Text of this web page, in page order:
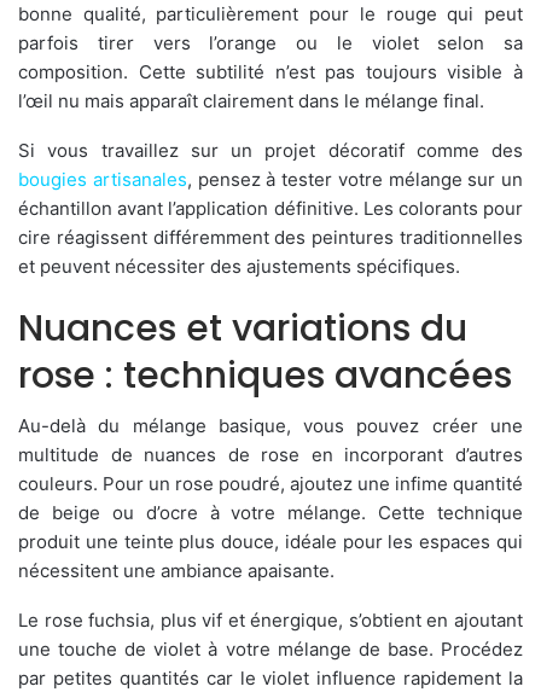
bonne qualité, particulièrement pour le rouge qui peut
parfois tirer vers l’orange ou le violet selon sa
composition. Cette subtilité n’est pas toujours visible à
l’œil nu mais apparaît clairement dans le mélange final.
Si vous travaillez sur un projet décoratif comme des
bougies artisanales, pensez à tester votre mélange sur un
échantillon avant l’application définitive. Les colorants pour
cire réagissent différemment des peintures traditionnelles
et peuvent nécessiter des ajustements spécifiques.
Nuances et variations du
rose : techniques avancées
Au-delà du mélange basique, vous pouvez créer une
multitude de nuances de rose en incorporant d’autres
couleurs. Pour un rose poudré, ajoutez une infime quantité
de beige ou d’ocre à votre mélange. Cette technique
produit une teinte plus douce, idéale pour les espaces qui
nécessitent une ambiance apaisante.
Le rose fuchsia, plus vif et énergique, s’obtient en ajoutant
une touche de violet à votre mélange de base. Procédez
par petites quantités car le violet influence rapidement la